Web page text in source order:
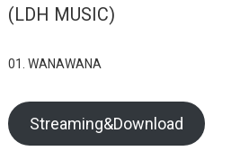
(LDH MUSIC)
01. WANAWANA
Streaming&Download